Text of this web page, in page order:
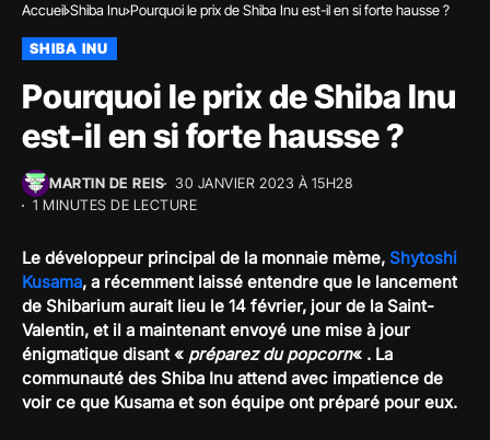
Accueil Shiba Inu Pourquoi le prix de Shiba Inu est-il en si forte hausse ?
SHIBA INU
Pourquoi le prix de Shiba Inu
est-il en si forte hausse ?
MARTIN DE REIS
30 JANVIER 2023 À 15H28
1 MINUTES DE LECTURE
Le développeur principal de la monnaie mème, Shytoshi
Kusama, a récemment laissé entendre que le lancement
de Shibarium aurait lieu le 14 février, jour de la Saint-
Valentin, et il a maintenant envoyé une mise à jour
énigmatique disant « préparez du popcorn« . La
communauté des Shiba Inu attend avec impatience de
voir ce que Kusama et son équipe ont préparé pour eux.